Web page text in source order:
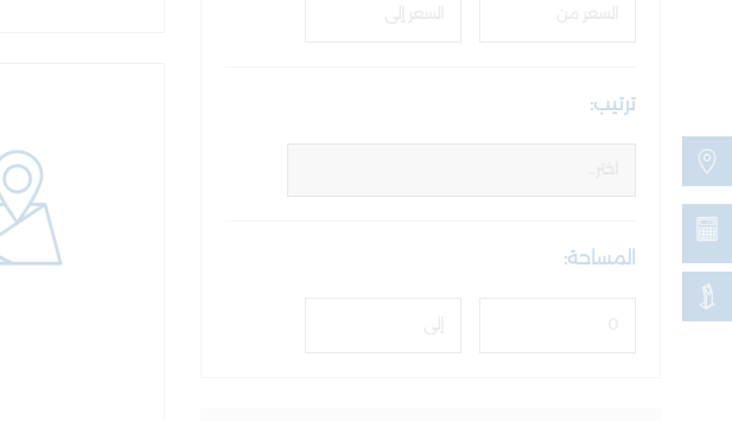
ترتيب:
المساحة: